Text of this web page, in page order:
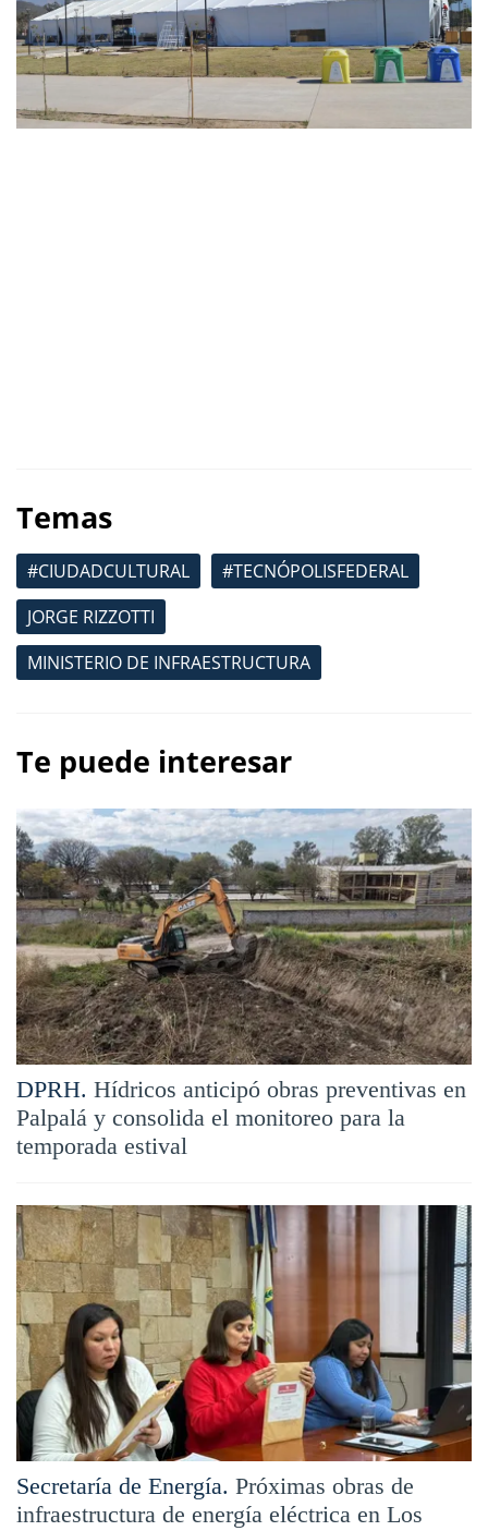
Temas
#CIUDADCULTURAL
#TECNÓPOLISFEDERAL
JORGE RIZZOTTI
MINISTERIO DE INFRAESTRUCTURA
Te puede interesar
DPRH. Hídricos anticipó obras preventivas en
Palpalá y consolida el monitoreo para la
temporada estival
Secretaría de Energía. Próximas obras de
infraestructura de energía eléctrica en Los